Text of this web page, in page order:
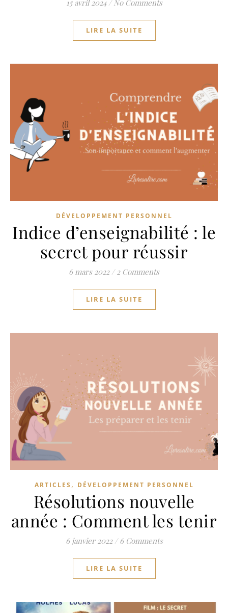
15 avril 2024 / No Comments
LIRE LA SUITE
DÉVELOPPEMENT PERSONNEL
Indice d’enseignabilité : le
secret pour réussir
6 mars 2022 / 2 Comments
LIRE LA SUITE
ARTICLES , DÉVELOPPEMENT PERSONNEL
Résolutions nouvelle
année : Comment les tenir
6 janvier 2022 / 6 Comments
LIRE LA SUITE